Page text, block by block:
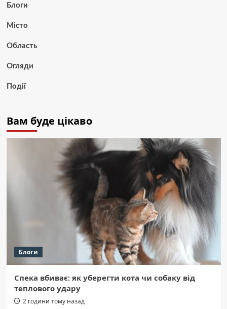
Блоги
Місто
Область
Огляди
Події
Вам буде цікаво
Блоги
Спека вбиває: як уберегти кота чи собаку від
теплового удару
2 години тому назад